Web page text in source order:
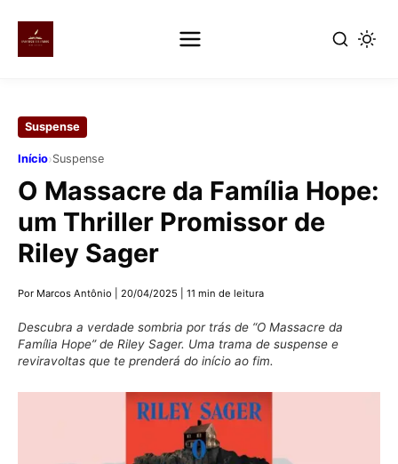
conteúdo
principal
Suspense
Início›Suspense
O Massacre da Família Hope:
um Thriller Promissor de
Riley Sager
Por Marcos Antônio 20/04/2025 11 min de leitura
Descubra a verdade sombria por trás de “O Massacre da
Família Hope” de Riley Sager. Uma trama de suspense e
reviravoltas que te prenderá do início ao fim.